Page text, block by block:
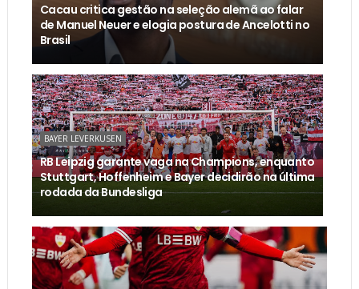
Cacau critica gestão na seleção alemã ao falar
de Manuel Neuer e elogia postura de Ancelotti no
Brasil
BAYER LEVERKUSEN
RB Leipzig garante vaga na Champions, enquanto
Stuttgart, Hoffenheim e Bayer decidirão na última
rodada da Bundesliga